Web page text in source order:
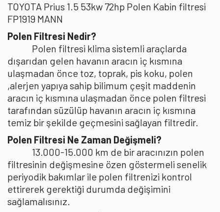
TOYOTA Prius 1.5 53kw 72hp Polen Kabin filtresi
FP1919 MANN
Polen Filtresi Nedir?
Polen filtresi klima sistemli araçlarda
dışarıdan gelen havanın aracın iç kısmına
ulaşmadan önce toz, toprak, pis koku, polen
,alerjen yapıya sahip bilimum çeşit maddenin
aracın iç kısmına ulaşmadan önce polen filtresi
tarafından süzülüp havanın aracın iç kısmına
temiz bir şekilde geçmesini sağlayan filtredir.
Polen Filtresi Ne Zaman Değişmeli?
13.000-15.000 km de bir aracınızın polen
filtresinin değişmesine özen göstermeli senelik
periyodik bakımlar ile polen filtrenizi kontrol
ettirerek gerektiği durumda değişimini
sağlamalısınız.